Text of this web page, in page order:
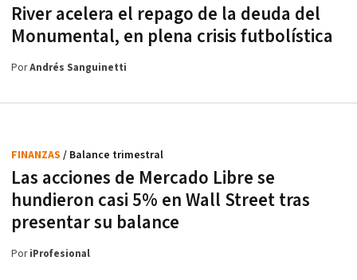
River acelera el repago de la deuda del
Monumental, en plena crisis futbolística
PorAndrés Sanguinetti
Las acciones de Mercado Libre se
hundieron casi 5% en Wall Street tras
presentar su balance
FINANZAS / Balance trimestral
PoriProfesional